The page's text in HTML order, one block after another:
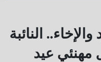
النائبة
مهنئي عيد